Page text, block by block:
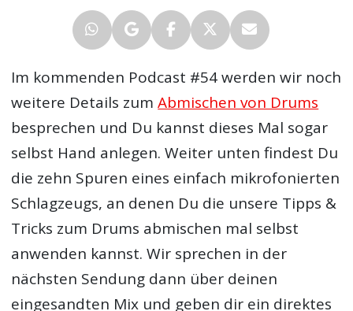
Im kommenden Podcast #54 werden wir noch
weitere Details zumAbmischen von Drums
besprechen und Du kannst dieses Mal sogar
selbst Hand anlegen. Weiter unten findest Du
die zehn Spuren eines einfach mikrofonierten
Schlagzeugs, an denen Du die unsere Tipps &
Tricks zum Drums abmischen mal selbst
anwenden kannst. Wir sprechen in der
nächsten Sendung dann über deinen
eingesandten Mix und geben dir ein direktes